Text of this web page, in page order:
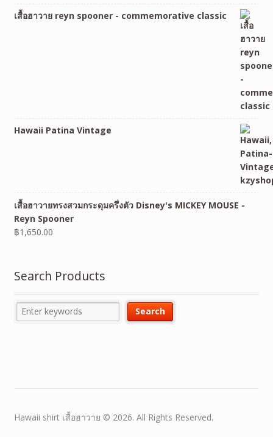
เสื้อฮาวาย reyn spooner - commemorative classic
Hawaii Patina Vintage
เสื้อฮาวายทรงสวมกระดุมครึ่งตัว Disney's MICKEY MOUSE -
Reyn Spooner
฿1,650.00
Search Products
Hawaii shirt เสื้อฮาวาย © 2026. All Rights Reserved.